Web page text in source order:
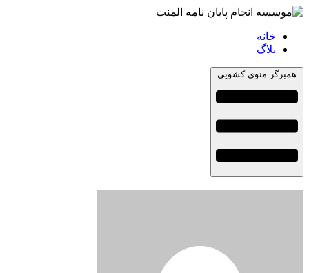
خانه
بلاگ
همبرگر منوی کشویی